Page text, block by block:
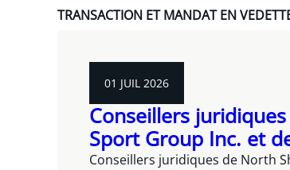
TRANSACTION ET MANDAT EN
01 JUIL 2026
Conseillers
Sport Group Inc. et
Conseillers juridiques de North